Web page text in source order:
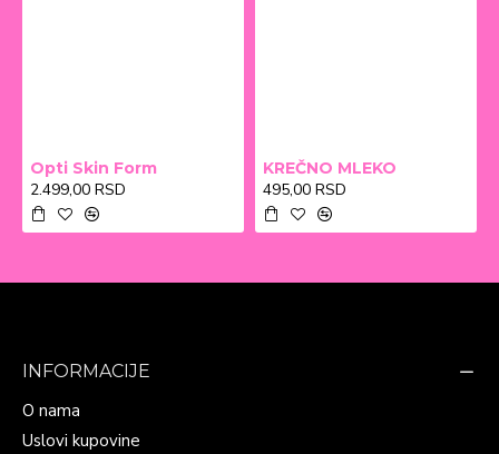
Opti Skin Form
2.499,00 RSD
KREČNO MLEKO
495,00 RSD
INFORMACIJE
O nama
Uslovi kupovine